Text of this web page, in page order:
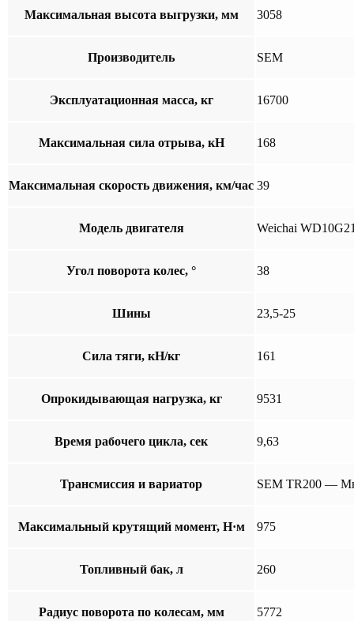
Максимальная высота выгрузки, мм 3058
Производитель SEM
Эксплуатационная масса, кг 16700
Максимальная сила отрыва, кН 168
Максимальная скорость движения, км/час 39
Модель двигателя Weichai
Угол поворота колес, ° 38
Шины 23,5-25
Сила тяги, кН/кг 161
Опрокидывающая нагрузка, кг 9531
Время рабочего цикла, сек 9,63
Трансмиссия и вариатор SEM TR200 —
Максимальный крутящий момент, Н·м 975
Топливный бак, л 260
Радиус поворота по колесам, мм 5772